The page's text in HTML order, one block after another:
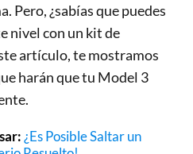
Pero, ¿sabías que puedes
nivel con un kit de
artículo, te mostramos
harán que tu Model 3
¿Es Posible Saltar un